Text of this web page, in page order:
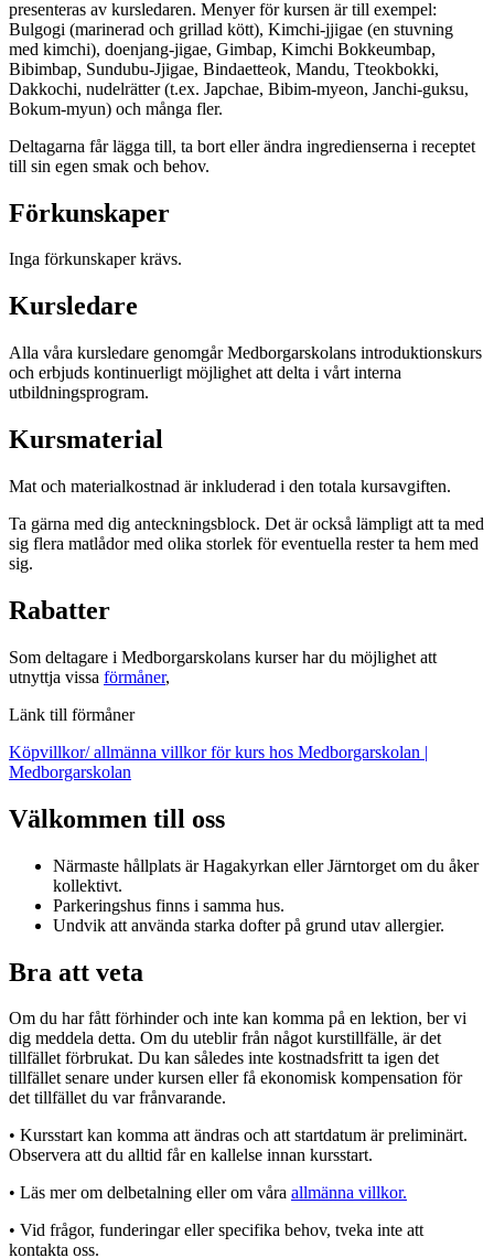
presenteras av kursledaren. Menyer för kursen är till exempel:
Bulgogi (marinerad och grillad kött), Kimchi-jjigae (en stuvning
med kimchi), doenjang-jigae, Gimbap, Kimchi Bokkeumbap,
Bibimbap, Sundubu-Jjigae, Bindaetteok, Mandu, Tteokbokki,
Dakkochi, nudelrätter (t.ex. Japchae, Bibim-myeon, Janchi-guksu,
Bokum-myun) och många fler.
Deltagarna får lägga till, ta bort eller ändra ingredienserna i receptet
till sin egen smak och behov.
Förkunskaper
Inga förkunskaper krävs.
Kursledare
Alla våra kursledare genomgår Medborgarskolans introduktionskurs
och erbjuds kontinuerligt möjlighet att delta i vårt interna
utbildningsprogram.
Kursmaterial
Mat och materialkostnad är inkluderad i den totala kursavgiften.
Ta gärna med dig anteckningsblock. Det är också lämpligt att ta med
sig flera matlådor med olika storlek för eventuella rester ta hem med
sig.
Rabatter
Som deltagare i Medborgarskolans kurser har du möjlighet att
utnyttja vissa förmåner,
Länk till förmåner
Köpvillkor/ allmänna villkor för kurs hos Medborgarskolan |
Medborgarskolan
Välkommen till oss
Närmaste hållplats är Hagakyrkan eller Järntorget om du åker
kollektivt.
Parkeringshus finns i samma hus.
Undvik att använda starka dofter på grund utav allergier.
Bra att veta
Om du har fått förhinder och inte kan komma på en lektion, ber vi
dig meddela detta. Om du uteblir från något kurstillfälle, är det
tillfället förbrukat. Du kan således inte kostnadsfritt ta igen det
tillfället senare under kursen eller få ekonomisk kompensation för
det tillfället du var frånvarande.
• Kursstart kan komma att ändras och att startdatum är preliminärt.
Observera att du alltid får en kallelse innan kursstart.
• Läs mer om delbetalning eller om våra allmänna villkor.
• Vid frågor, funderingar eller specifika behov, tveka inte att
kontakta oss.